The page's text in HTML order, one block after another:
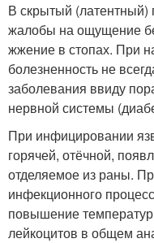
В скрытый
жалобы на ощущение
жжение в стопах. При
болезненность не
заболевания ввиду
нервной системы
При инфицировании
горячей, отёчной,
отделяемое из раны.
инфекционного
повышение
лейкоцитов в общем